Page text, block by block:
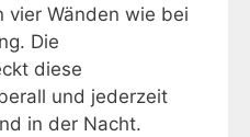
vier Wänden wie bei
Die
diese
und jederzeit
in der Nacht.